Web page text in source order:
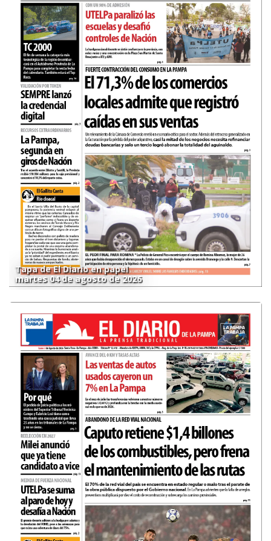
Tapa de El Diario en papel
martes 04 de agosto de 2026